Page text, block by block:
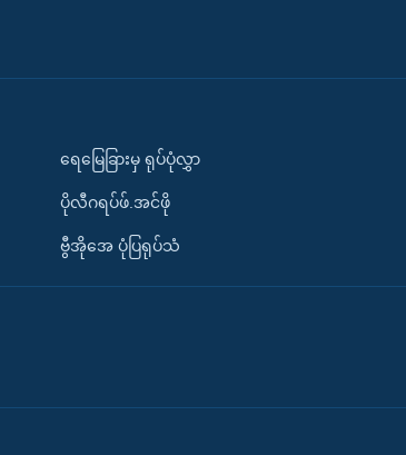
ရေမြေခြားမှ ရုပ်ပုံလွှာ
ပိုလီဂရပ်ဖ်.အင်ဖို
ဗွီအိုအေ ပုံပြရုပ်သံ